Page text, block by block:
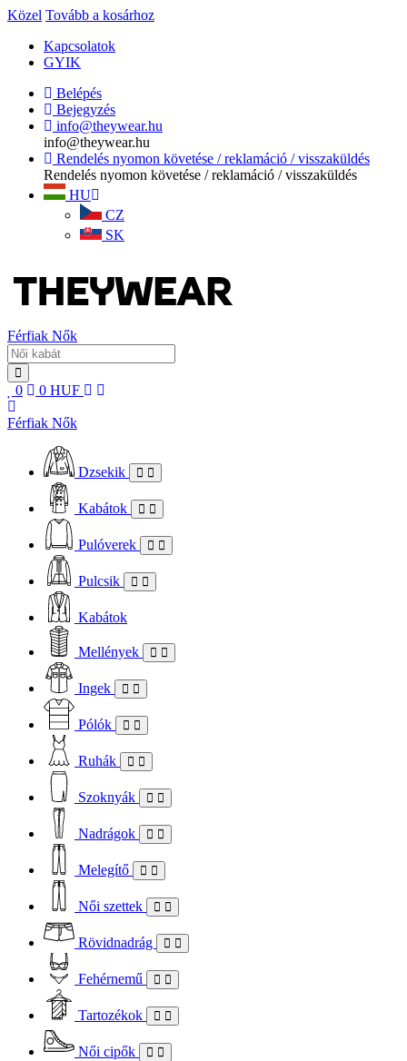
Közel Tovább a kosárhoz
Kapcsolatok
GYIK
Belépés
Bejegyzés
info@theywear.hu
info@theywear.hu
Rendelés nyomon követése / reklamáció / visszaküldés
Rendelés nyomon követése / reklamáció / visszaküldés
HU
CZ
SK
Férfiak Nők
0 0 HUF
Férfiak Nők
Dzsekik
Kabátok
Pulóverek
Pulcsik
Kabátok
Mellények
Ingek
Pólók
Ruhák
Szoknyák
Nadrágok
Melegítő
Női szettek
Rövidnadrág
Fehérnemű
Tartozékok
Női cipők